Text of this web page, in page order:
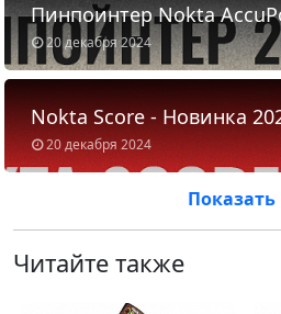
20 декабря 2024
Пинпоинтер Nokta
20 декабря 2024
Nokta Score - Новинка
Показать
Читайте также